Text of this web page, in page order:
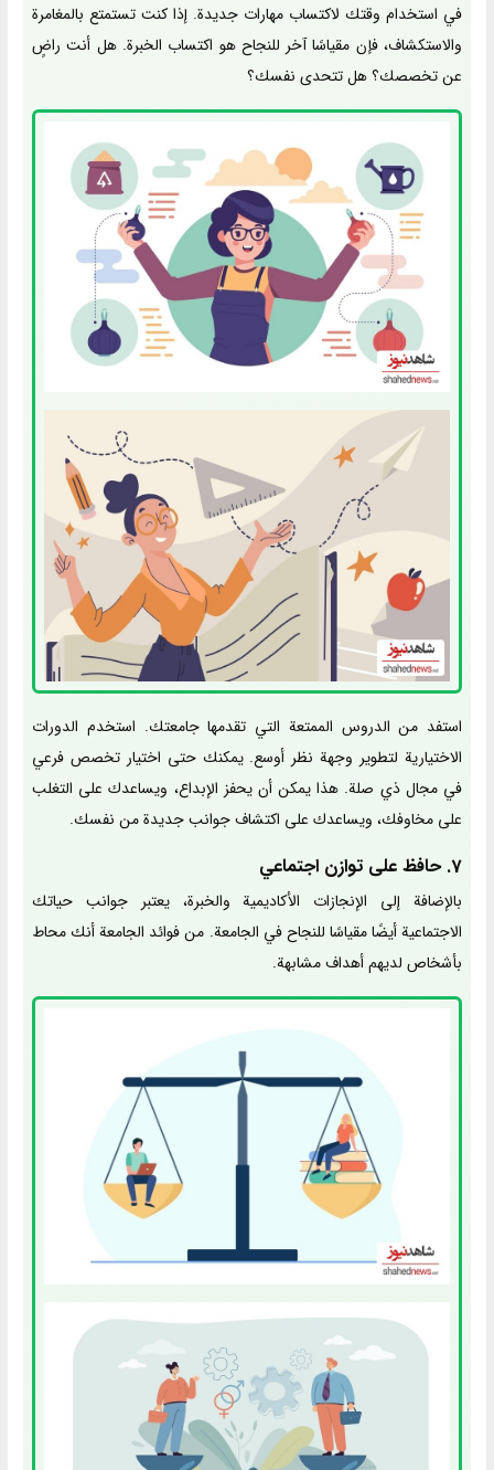
في استخدام وقتك لاكتساب مهارات جديدة. إذا كنت تستمتع بالمغامرة
والاستكشاف، فإن مقياسًا آخر للنجاح هو اكتساب الخبرة. هل أنت راضٍ
عن تخصصك؟ هل تتحدى نفسك؟
استفد من الدروس الممتعة التي تقدمها جامعتك. استخدم الدورات
الاختيارية لتطوير وجهة نظر أوسع. يمكنك حتى اختيار تخصص فرعي
في مجال ذي صلة. هذا يمكن أن يحفز الإبداع، ويساعدك على التغلب
على مخاوفك، ويساعدك على اكتشاف جوانب جديدة من نفسك.
7. حافظ على توازن اجتماعي
بالإضافة إلى الإنجازات الأكاديمية والخبرة، يعتبر جوانب حياتك
الاجتماعية أيضًا مقياسًا للنجاح في الجامعة. من فوائد الجامعة أنك محاط
بأشخاص لديهم أهداف مشابهة.